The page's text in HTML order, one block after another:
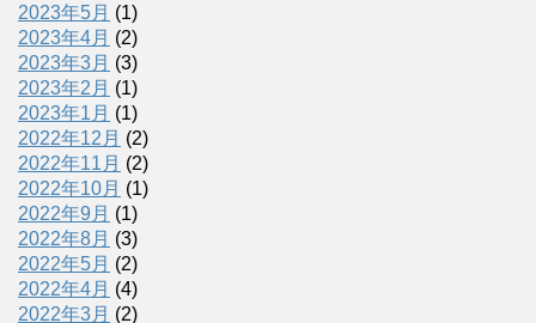
2023年5月 (1)
2023年4月 (2)
2023年3月 (3)
2023年2月 (1)
2023年1月 (1)
2022年12月 (2)
2022年11月 (2)
2022年10月 (1)
2022年9月 (1)
2022年8月 (3)
2022年5月 (2)
2022年4月 (4)
2022年3月 (2)